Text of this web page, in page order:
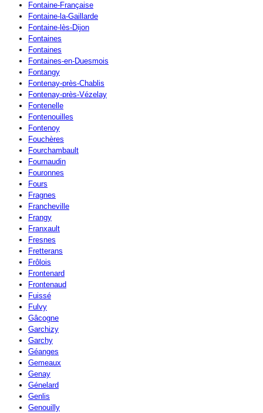
Fontaine-Française
Fontaine-la-Gaillarde
Fontaine-lès-Dijon
Fontaines
Fontaines
Fontaines-en-Duesmois
Fontangy
Fontenay-près-Chablis
Fontenay-près-Vézelay
Fontenelle
Fontenouilles
Fontenoy
Fouchères
Fourchambault
Fournaudin
Fouronnes
Fours
Fragnes
Francheville
Frangy
Franxault
Fresnes
Fretterans
Frôlois
Frontenard
Frontenaud
Fuissé
Fulvy
Gâcogne
Garchizy
Garchy
Géanges
Gemeaux
Genay
Génelard
Genlis
Genouilly